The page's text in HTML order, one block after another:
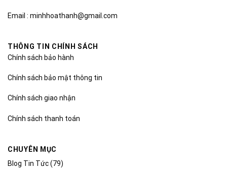
Email : minhhoathanh@gmail.com
THÔNG TIN CHÍNH SÁCH
Chính sách bảo hành
Chính sách bảo mật thông tin
Chính sách giao nhận
Chính sách thanh toán
CHUYÊN MỤC
Blog Tin Tức(79)